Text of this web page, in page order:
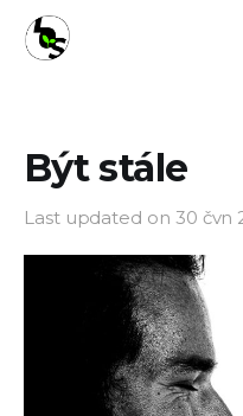
Být stále
Last updated on 30 čvn